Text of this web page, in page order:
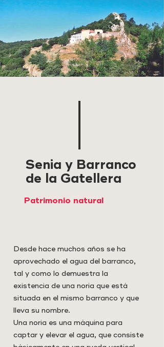
Senia y Barranco
de la Gatellera
Patrimonio natural
Desde hace muchos años se ha
aprovechado el agua del barranco,
tal y como lo demuestra la
existencia de una noria que está
situada en el mismo barranco y que
lleva su nombre.
Una noria es una máquina para
captar y elevar el agua, que consiste